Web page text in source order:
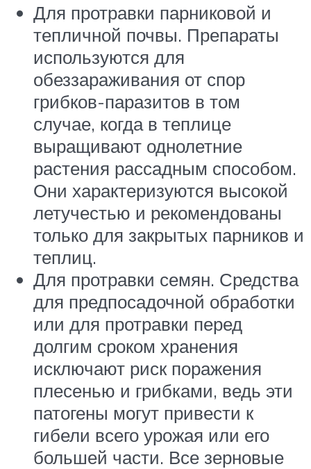
Для протравки парниковой и
тепличной почвы. Препараты
используются для
обеззараживания от спор
грибков-паразитов в том
случае, когда в теплице
выращивают однолетние
растения рассадным способом.
Они характеризуются высокой
летучестью и рекомендованы
только для закрытых парников и
теплиц.
Для протравки семян. Средства
для предпосадочной обработки
или для протравки перед
долгим сроком хранения
исключают риск поражения
плесенью и грибками, ведь эти
патогены могут привести к
гибели всего урожая или его
большей части. Все зерновые